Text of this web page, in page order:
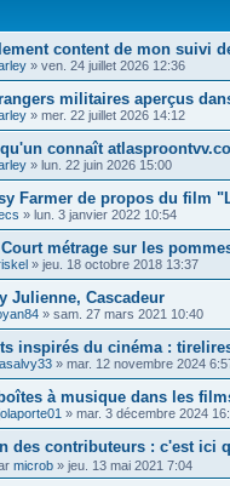
content de mon suivi
» ven. 24 juillet 2026 12:36
militaires aperçus
» mer. 22 juillet 2026 14:12
connaît
» lun. 22 juin 2026 15:00
Farmer de propos du film
» lun. 3 janvier 2022 10:54
métrage sur les
» jeu. 18 octobre 2018 13:37
Julienne, Cascadeur
» sam. 27 mars 2021 10:40
inspirés du cinéma :
» mar. 12 novembre 2024
à musique dans les
» mar. 3 décembre 2024
des contributeurs : c'est ici
microb » jeu. 13 mai 2021 7:04